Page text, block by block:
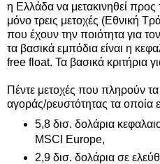
η Ελλάδα να μετακινηθεί
μόνο τρεις μετοχές (Εθνική
που έχουν την ποιότητα για
τα βασικά εμπόδια είναι η
free float. Τα βασικά κριτήρια
Πέντε μετοχές που πληρούν
αγοράς/ρευστότητας τα οποία
5,8 δισ. δολάρια
MSCI Europe,
2,9 δισ. δολάρια σε